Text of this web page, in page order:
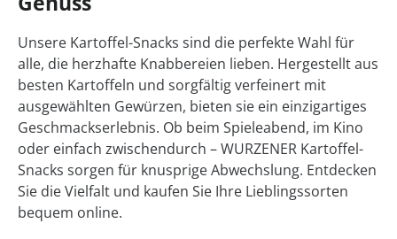
Unsere Kartoffel-Snacks sind die perfekte Wahl für
alle, die herzhafte Knabbereien lieben. Hergestellt aus
besten Kartoffeln und sorgfältig verfeinert mit
ausgewählten Gewürzen, bieten sie ein einzigartiges
Geschmackserlebnis. Ob beim Spieleabend, im Kino
oder einfach zwischendurch – WURZENER Kartoffel-
Snacks sorgen für knusprige Abwechslung. Entdecken
Sie die Vielfalt und kaufen Sie Ihre Lieblingssorten
bequem online.